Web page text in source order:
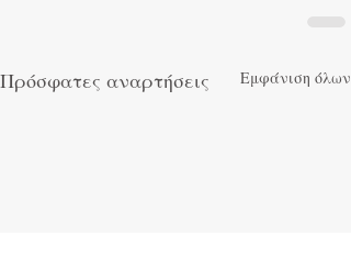
Πρόσφατες αναρτήσεις Εμφάνιση όλων